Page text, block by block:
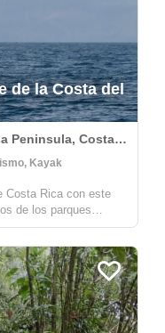
de la Costa del
San Jose > Manuel Antonio > Osa Peninsula, Costa Rica
Kayak
Costa Rica con este
de los parques
país, incluyendo